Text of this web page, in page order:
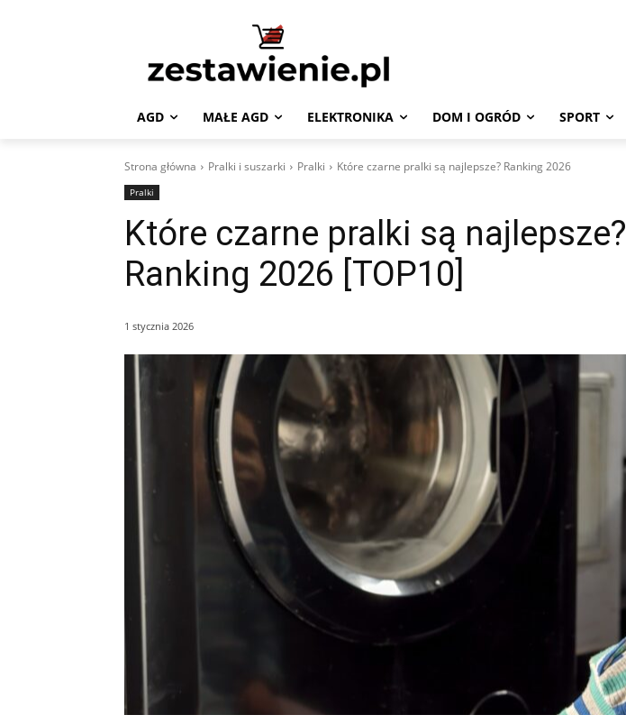
AGD MAŁE AGD ELEKTRONIKA DOM I OGRÓD SPORT
Strona główna Pralki i suszarki Pralki Które czarne pralki są najlepsze? Ranking 2026
Pralki
Które czarne pralki są najlepsze?
Ranking 2026 [TOP10]
1 stycznia 2026